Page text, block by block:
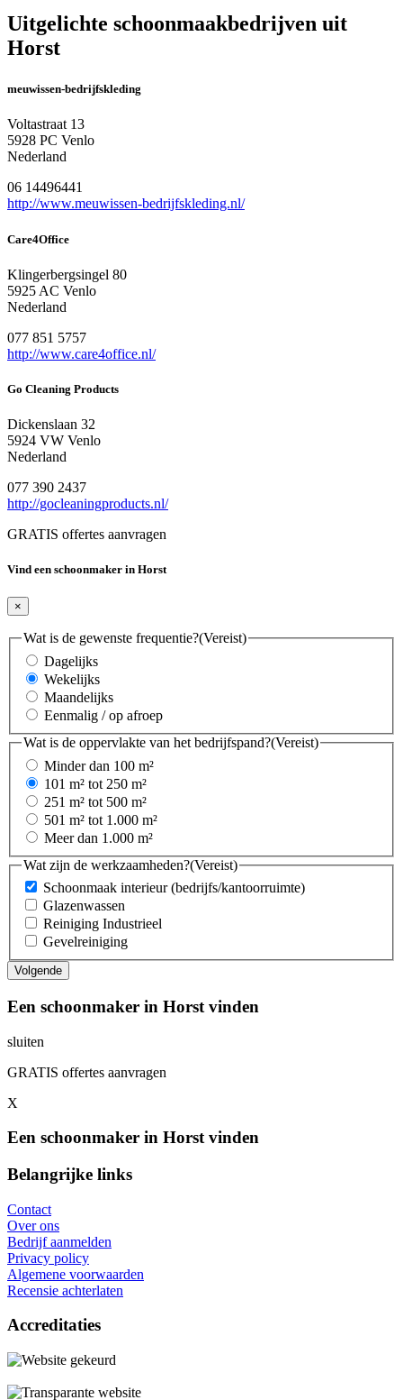
Uitgelichte schoonmaakbedrijven uit
Horst
meuwissen-bedrijfskleding
Voltastraat 13
5928 PC Venlo
Nederland
06 14496441
http://www.meuwissen-bedrijfskleding.nl/
Care4Office
Klingerbergsingel 80
5925 AC Venlo
Nederland
077 851 5757
http://www.care4office.nl/
Go Cleaning Products
Dickenslaan 32
5924 VW Venlo
Nederland
077 390 2437
http://gocleaningproducts.nl/
GRATIS offertes aanvragen
Vind een schoonmaker in Horst
×
Wat is de gewenste frequentie?(Vereist)
Dagelijks
Wekelijks
Maandelijks
Eenmalig / op afroep
Wat is de oppervlakte van het bedrijfspand?(Vereist)
Minder dan 100 m²
101 m² tot 250 m²
251 m² tot 500 m²
501 m² tot 1.000 m²
Meer dan 1.000 m²
Wat zijn de werkzaamheden?(Vereist)
Schoonmaak interieur (bedrijfs/kantoorruimte)
Glazenwassen
Reiniging Industrieel
Gevelreiniging
Een schoonmaker in Horst vinden
sluiten
GRATIS offertes aanvragen
X
Een schoonmaker in Horst vinden
Belangrijke links
Contact
Over ons
Bedrijf aanmelden
Privacy policy
Algemene voorwaarden
Recensie achterlaten
Accreditaties